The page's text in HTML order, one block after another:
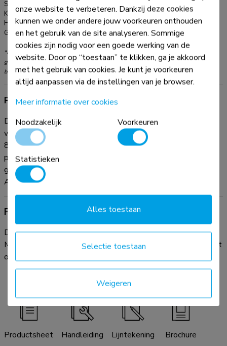
Serie:
MOVE Lift
Kleur:
Wit
Hoofdmateriaal:
Staal
Garantie:
5 jaar
*NB. De vermelde inch-maten zijn slechts een indicatie, gecombineerd met het
gewicht en de VESA-maten. Het maximale gewicht en de VESA-maat zijn absolute
beperkingen voor de producten en dienen niet te worden overschreden.
Productinformatie
De Neomounts AFP-875WH is een optionele vloerplaat
voor de FL55-875WH1 mobiele vloersteun en WL55-
875WH1 wandsteun. De vloerplaat is voorzien van zachte
pads om de vloer te beschermen tegen beschadiging. Indien
gewenst kan de vloerplaat aan de vloer worden vastgezet.
Al het benodigde installatiemateriaal is inbegrepen.
Productdocumentatie
Download de beschikbare productdocumentatie hieronder.
Mocht u verder nog vragen hebben, neem dan contact op met
onze helpdesk via e-mail:
Productsheet Handleiding Lijntekening Brochure
onze website te verbeteren. Dankzij deze cookies
kunnen we onder andere jouw voorkeuren onthouden
en het gebruik van de site analyseren. Sommige
cookies zijn nodig voor een goede werking van de
website. Door op “toestaan” te klikken, ga je akkoord
met het gebruik van cookies. Je kunt je voorkeuren
altijd aanpassen via de instellingen van je browser.
Meer informatie over cookies
Noodzakelijk
Voorkeuren
Statistieken
Weigeren
Selectie toestaan
Alles toestaan